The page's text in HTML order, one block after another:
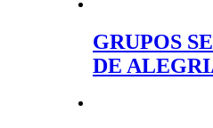
GRUPOS
DE